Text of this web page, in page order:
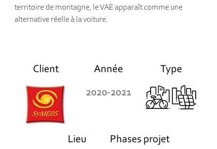
territoire de montagne, le VAE apparaît comme une
alternative réelle à la voiture.
Client Année
2020-2021
Type
Lieu Phases projet